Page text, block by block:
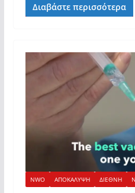
Διαβάστε περισσότερα
NWO ΑΠΟΚΑΛΥΨΗ ΔΙΕΘΝΗ